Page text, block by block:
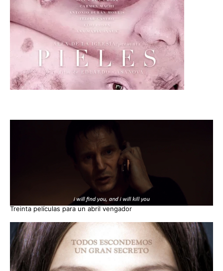
Treinta películas para un abril vengador